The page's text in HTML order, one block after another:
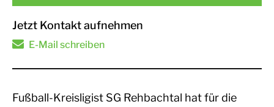
Jetzt Kontakt aufnehmen
E-Mail schreiben
Fußball-Kreisligist SG Rehbachtal hat für die